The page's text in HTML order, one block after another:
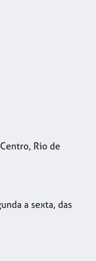
Rio de
a sexta, das